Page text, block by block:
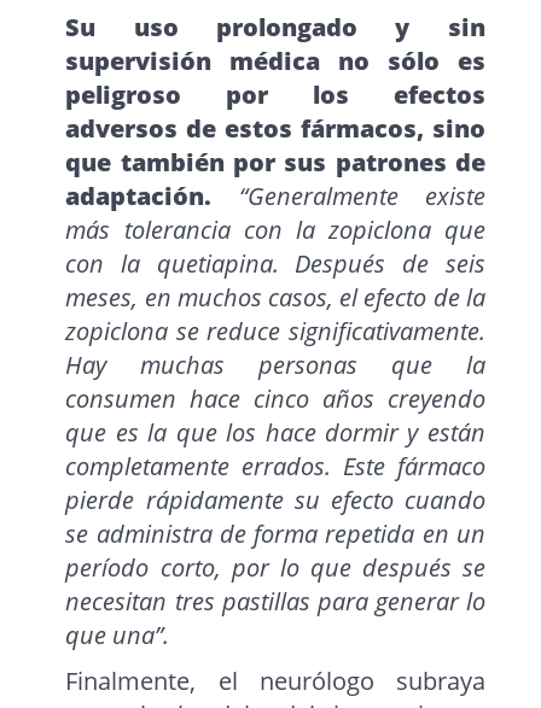
Su uso prolongado y sin
supervisión médica no sólo es
peligroso por los efectos
adversos de estos fármacos, sino
que también por sus patrones de
adaptación.
“Generalmente existe
más tolerancia con la zopiclona que
con la quetiapina. Después de seis
meses, en muchos casos, el efecto de la
zopiclona se reduce significativamente.
Hay muchas personas que la
consumen hace cinco años creyendo
que es la que los hace dormir y están
completamente errados. Este fármaco
pierde rápidamente su efecto cuando
se administra de forma repetida en un
período corto, por lo que después se
necesitan tres pastillas para generar lo
que una”.
Finalmente, el neurólogo subraya